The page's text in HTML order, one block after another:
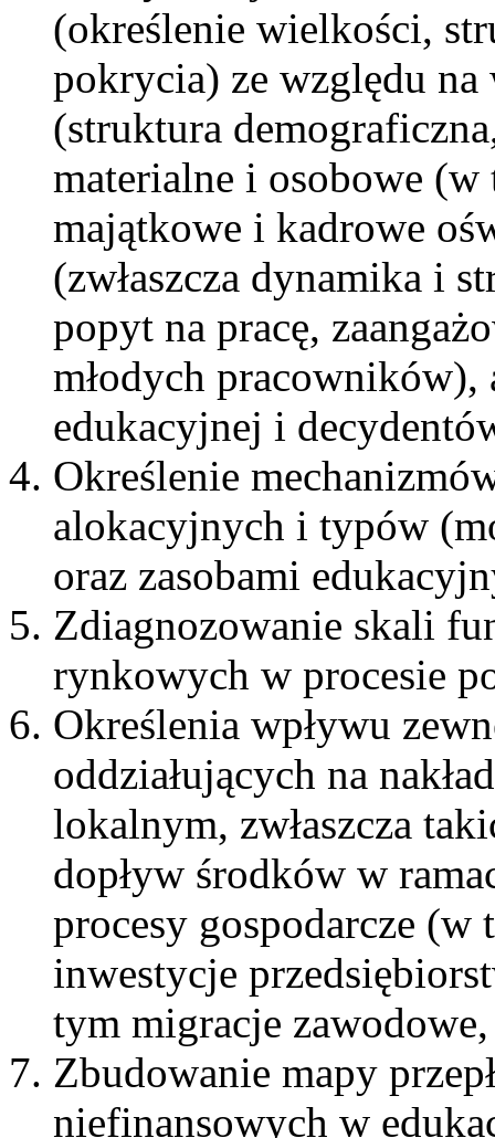
(określenie wielkości,
pokrycia) ze względu
(struktura
materialne i osobowe (w
majątkowe i kadrowe
(zwłaszcza dynamika i
popyt na pracę,
młodych
edukacyjnej i
Określenie
alokacyjnych i typów
oraz zasobami
Zdiagnozowanie skali
rynkowych w procesie
Określenia wpływu
oddziałujących na
lokalnym, zwłaszcza
dopływ środków w
procesy gospodarcze
inwestycje
tym migracje
Zbudowanie mapy
niefinansowych w